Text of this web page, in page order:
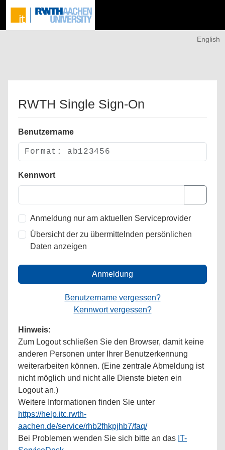
English
RWTH Single Sign-On
Benutzername
Kennwort
Anmeldung nur am aktuellen Serviceprovider
Übersicht der zu übermittelnden persönlichen
Daten anzeigen
Anmeldung
Benutzername vergessen?
Kennwort vergessen?
Hinweis:
Zum Logout schließen Sie den Browser, damit keine
anderen Personen unter Ihrer Benutzerkennung
weiterarbeiten können. (Eine zentrale Abmeldung ist
nicht möglich und nicht alle Dienste bieten ein
Logout an.)
Weitere Informationen finden Sie unter
https://help.itc.rwth-
aachen.de/service/rhb2fhkpjhb7/faq/
Bei Problemen wenden Sie sich bitte an das IT-